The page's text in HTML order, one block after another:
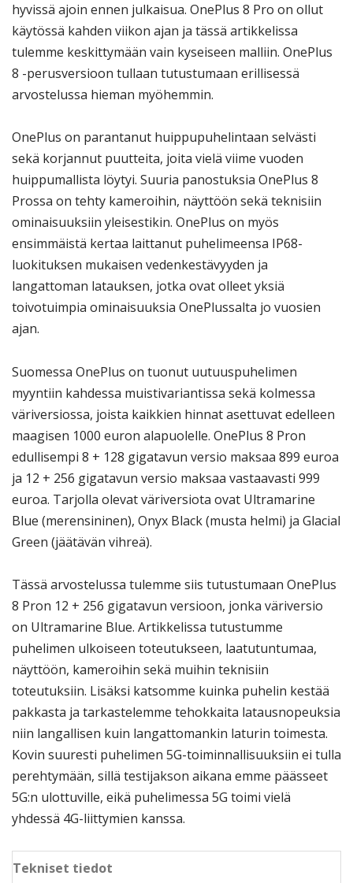
hyvissä ajoin ennen julkaisua. OnePlus 8 Pro on ollut
käytössä kahden viikon ajan ja tässä artikkelissa
tulemme keskittymään vain kyseiseen malliin. OnePlus
8 -perusversioon tullaan tutustumaan erillisessä
arvostelussa hieman myöhemmin.
OnePlus on parantanut huippupuhelintaan selvästi
sekä korjannut puutteita, joita vielä viime vuoden
huippumallista löytyi. Suuria panostuksia OnePlus 8
Prossa on tehty kameroihin, näyttöön sekä teknisiin
ominaisuuksiin yleisestikin. OnePlus on myös
ensimmäistä kertaa laittanut puhelimeensa IP68-
luokituksen mukaisen vedenkestävyyden ja
langattoman latauksen, jotka ovat olleet yksiä
toivotuimpia ominaisuuksia OnePlussalta jo vuosien
ajan.
Suomessa OnePlus on tuonut uutuuspuhelimen
myyntiin kahdessa muistivariantissa sekä kolmessa
väriversiossa, joista kaikkien hinnat asettuvat edelleen
maagisen 1000 euron alapuolelle. OnePlus 8 Pron
edullisempi 8 + 128 gigatavun versio maksaa 899 euroa
ja 12 + 256 gigatavun versio maksaa vastaavasti 999
euroa. Tarjolla olevat väriversiota ovat Ultramarine
Blue (merensininen), Onyx Black (musta helmi) ja Glacial
Green (jäätävän vihreä).
Tässä arvostelussa tulemme siis tutustumaan OnePlus
8 Pron 12 + 256 gigatavun versioon, jonka väriversio
on Ultramarine Blue. Artikkelissa tutustumme
puhelimen ulkoiseen toteutukseen, laatutuntumaa,
näyttöön, kameroihin sekä muihin teknisiin
toteutuksiin. Lisäksi katsomme kuinka puhelin kestää
pakkasta ja tarkastelemme tehokkaita latausnopeuksia
niin langallisen kuin langattomankin laturin toimesta.
Kovin suuresti puhelimen 5G-toiminnallisuuksiin ei tulla
perehtymään, sillä testijakson aikana emme päässeet
5G:n ulottuville, eikä puhelimessa 5G toimi vielä
yhdessä 4G-liittymien kanssa.
Tekniset tiedot